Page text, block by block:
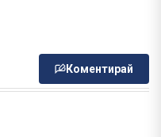
Коментирай